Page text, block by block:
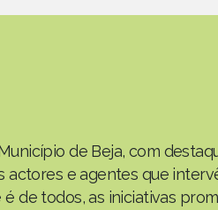
de Beja, com
actores e agentes que
de todos, as iniciativas